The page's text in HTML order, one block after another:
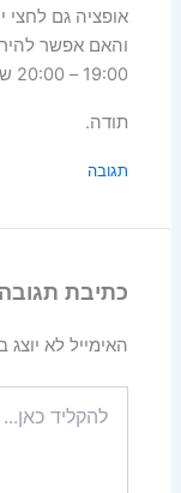
אופציה גם לחצי
והאם אפשר
19:00 – 20:00 של ד"ר תמר קיס-פפו ?
תודה.
תגובה
כתיבת תגובה
האימייל לא יוצג
כאן...